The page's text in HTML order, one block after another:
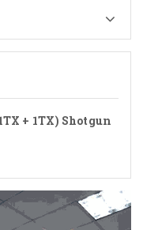
+ 1TX) Shotgun